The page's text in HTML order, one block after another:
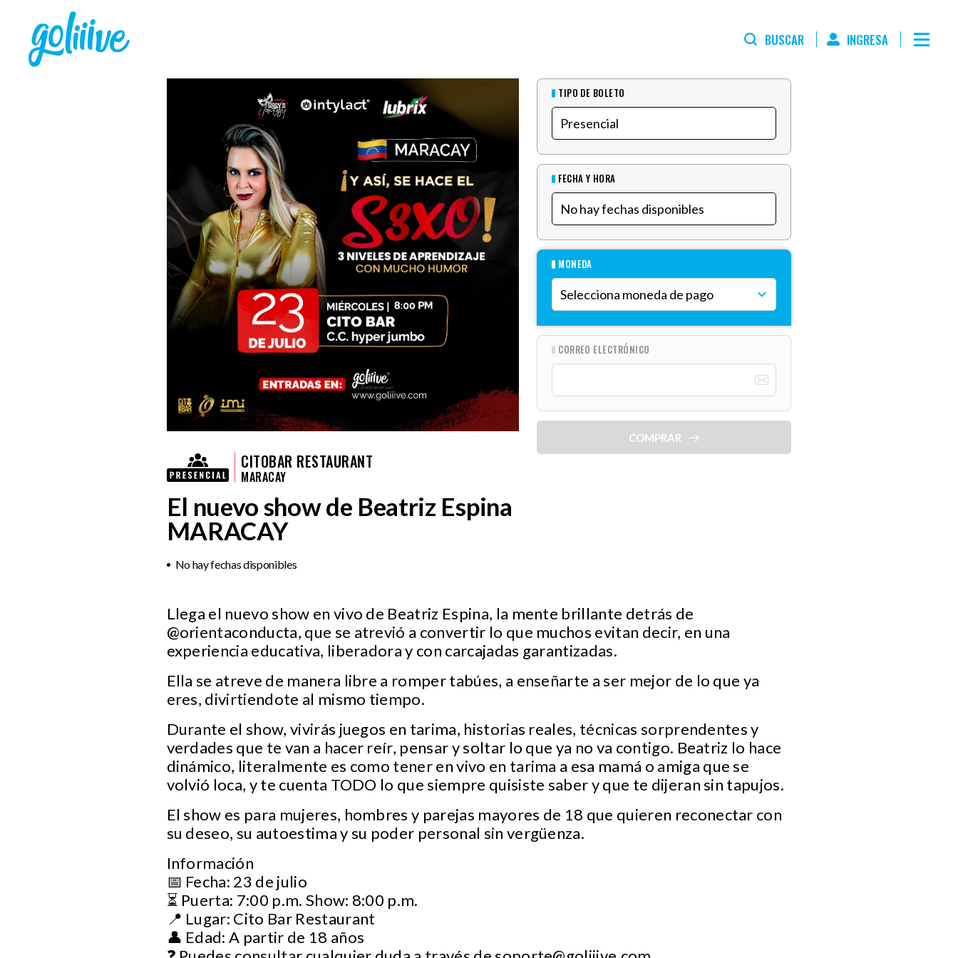
BUSCAR INGRESA
CITOBAR RESTAURANT
MARACAY
El nuevo show de Beatriz Espina
MARACAY
No hay fechas disponibles
TIPO DE BOLETO
FECHA Y HORA
MONEDA
CORREO ELECTRÓNICO
COMPRAR
Llega el nuevo show en vivo de Beatriz Espina, la mente brillante detrás de
@orientaconducta, que se atrevió a convertir lo que muchos evitan decir, en una
experiencia educativa, liberadora y con carcajadas garantizadas.
Ella se atreve de manera libre a romper tabúes, a enseñarte a ser mejor de lo que ya
eres, divirtiendote al mismo tiempo.
Durante el show, vivirás juegos en tarima, historias reales, técnicas sorprendentes y
verdades que te van a hacer reír, pensar y soltar lo que ya no va contigo. Beatriz lo hace
dinámico, literalmente es como tener en vivo en tarima a esa mamá o amiga que se
volvió loca, y te cuenta TODO lo que siempre quisiste saber y que te dijeran sin tapujos.
El show es para mujeres, hombres y parejas mayores de 18 que quieren reconectar con
su deseo, su autoestima y su poder personal sin vergüenza.
Información
📅 Fecha: 23 de julio
⏳ Puerta: 7:00 p.m. Show: 8:00 p.m.
📍 Lugar: Cito Bar Restaurant
👤 Edad: A partir de 18 años